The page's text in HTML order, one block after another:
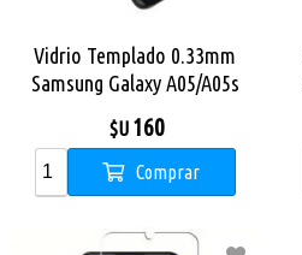
Vidrio Templado 0.33mm
Samsung Galaxy A05/A05s
$U 160
Comprar